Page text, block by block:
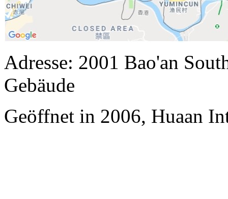
Adresse: 2001 Bao'an
Gebäude
Geöffnet in 2006, Huaan